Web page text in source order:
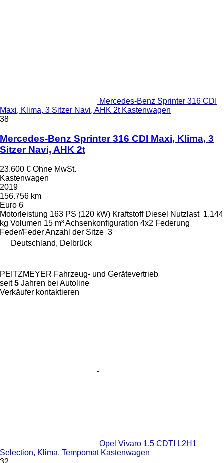
Mercedes-Benz Sprinter 316 CDI
Maxi, Klima, 3 Sitzer Navi, AHK 2t Kastenwagen
38
Mercedes-Benz Sprinter 316 CDI Maxi, Klima, 3
Sitzer Navi, AHK 2t
23.600 € Ohne MwSt.
Kastenwagen
2019
156.756 km
Euro 6
Motorleistung 163 PS (120 kW) Kraftstoff Diesel Nutzlast 1.144
kg Volumen 15 m³Achsenkonfiguration 4x2 Federung
Feder/FederAnzahl der Sitze 3
Deutschland, Delbrück
PEITZMEYER Fahrzeug- und Gerätevertrieb
seit5 Jahren bei Autoline
Verkäufer kontaktieren
Opel Vivaro 1.5 CDTI L2H1
Selection, Klima, Tempomat Kastenwagen